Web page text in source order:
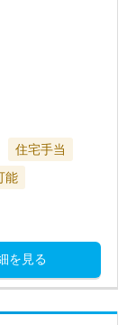
住宅手当
能
を見る